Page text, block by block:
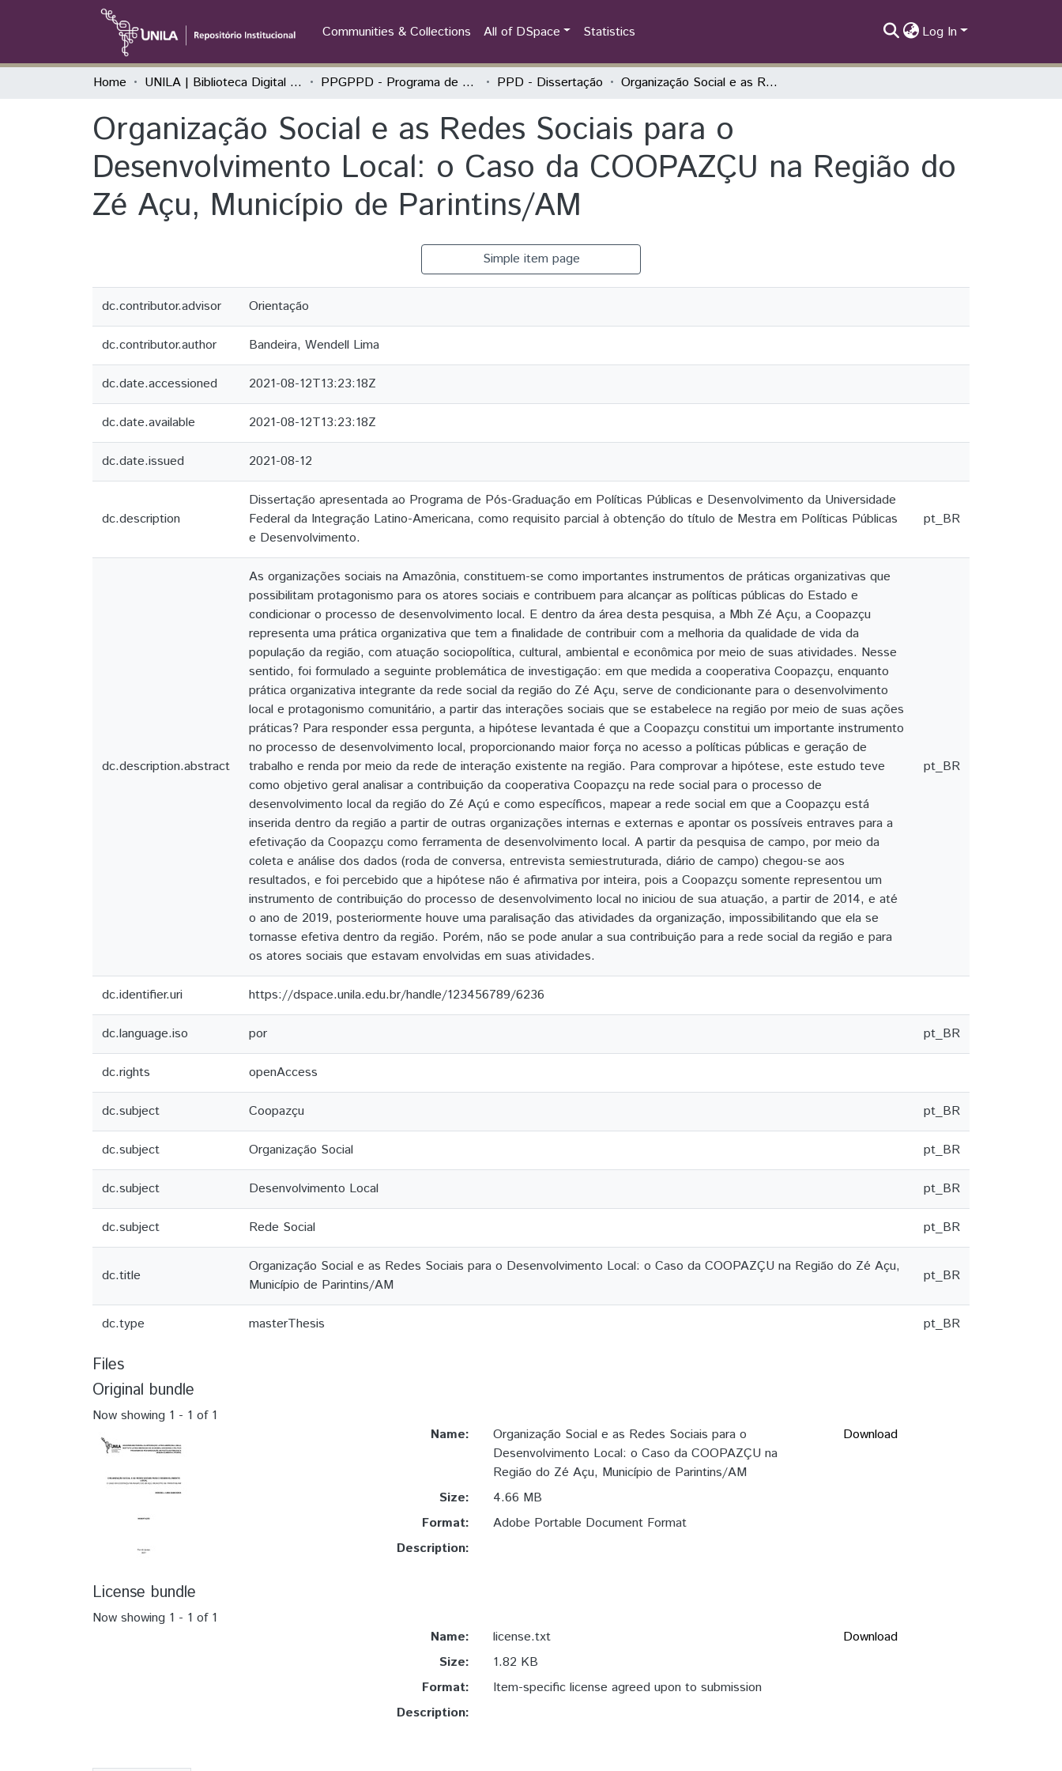
Communities & Collections All of DSpace Statistics Log In
Home UNILA | Biblioteca Digital de Dissertações e Teses PPGPPD - Programa de Pós-Graduação em Políticas Públicas e Desenvolvimento PPD - Dissertação Organização Social e as Redes Sociais para o Desenvolvimento Local: o Caso da COOPAZÇU na Região do Zé Açu, Município de Parintins/AM
Organização Social e as Redes Sociais para o
Desenvolvimento Local: o Caso da COOPAZÇU na Região do
Zé Açu, Município de Parintins/AM
Simple item page
dc.contributor.advisor Orientação
dc.contributor.author Bandeira, Wendell Lima
dc.date.accessioned 2021-08-12T13:23:18Z
dc.date.available 2021-08-12T13:23:18Z
dc.date.issued 2021-08-12
dc.description
Dissertação apresentada ao Programa de Pós-Graduação em Políticas Públicas e Desenvolvimento da Universidade
Federal da Integração Latino-Americana, como requisito parcial à obtenção do título de Mestra em Políticas Públicas
e Desenvolvimento.
pt_BR
dc.description.abstract
As organizações sociais na Amazônia, constituem-se como importantes instrumentos de práticas organizativas que
possibilitam protagonismo para os atores sociais e contribuem para alcançar as políticas públicas do Estado e
condicionar o processo de desenvolvimento local. E dentro da área desta pesquisa, a Mbh Zé Açu, a Coopazçu
representa uma prática organizativa que tem a finalidade de contribuir com a melhoria da qualidade de vida da
população da região, com atuação sociopolítica, cultural, ambiental e econômica por meio de suas atividades. Nesse
sentido, foi formulado a seguinte problemática de investigação: em que medida a cooperativa Coopazçu, enquanto
prática organizativa integrante da rede social da região do Zé Açu, serve de condicionante para o desenvolvimento
local e protagonismo comunitário, a partir das interações sociais que se estabelece na região por meio de suas ações
práticas? Para responder essa pergunta, a hipótese levantada é que a Coopazçu constitui um importante instrumento
no processo de desenvolvimento local, proporcionando maior força no acesso a políticas públicas e geração de
trabalho e renda por meio da rede de interação existente na região. Para comprovar a hipótese, este estudo teve
como objetivo geral analisar a contribuição da cooperativa Coopazçu na rede social para o processo de
desenvolvimento local da região do Zé Açú e como específicos, mapear a rede social em que a Coopazçu está
inserida dentro da região a partir de outras organizações internas e externas e apontar os possíveis entraves para a
efetivação da Coopazçu como ferramenta de desenvolvimento local. A partir da pesquisa de campo, por meio da
coleta e análise dos dados (roda de conversa, entrevista semiestruturada, diário de campo) chegou-se aos
resultados, e foi percebido que a hipótese não é afirmativa por inteira, pois a Coopazçu somente representou um
instrumento de contribuição do processo de desenvolvimento local no iniciou de sua atuação, a partir de 2014, e até
o ano de 2019, posteriormente houve uma paralisação das atividades da organização, impossibilitando que ela se
tornasse efetiva dentro da região. Porém, não se pode anular a sua contribuição para a rede social da região e para
os atores sociais que estavam envolvidas em suas atividades.
pt_BR
dc.identifier.uri https://dspace.unila.edu.br/handle/123456789/6236
dc.language.iso por pt_BR
dc.rights openAccess
dc.subject Coopazçu pt_BR
dc.subject Organização Social pt_BR
dc.subject Desenvolvimento Local pt_BR
dc.subject Rede Social pt_BR
dc.title
Organização Social e as Redes Sociais para o Desenvolvimento Local: o Caso da COOPAZÇU na Região do Zé Açu,
Município de Parintins/AM
pt_BR
dc.type masterThesis pt_BR
Files
Original bundle
Now showing 1 - 1 of 1
Name:
Organização Social e as Redes Sociais para o
Desenvolvimento Local: o Caso da COOPAZÇU na
Região do Zé Açu, Município de Parintins/AM
Size:
4.66 MB
Format:
Adobe Portable Document Format
Description:
Download
License bundle
Now showing 1 - 1 of 1
Name:
license.txt
Size:
1.82 KB
Format:
Item-specific license agreed upon to submission
Description:
Download